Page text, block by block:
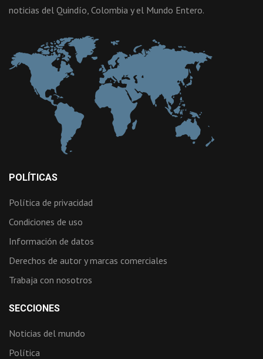
noticias del Quindío, Colombia y el Mundo Entero.
POLÍTICAS
Política de privacidad
Condiciones de uso
Información de datos
Derechos de autor y marcas comerciales
Trabaja con nosotros
SECCIONES
Noticias del mundo
Política